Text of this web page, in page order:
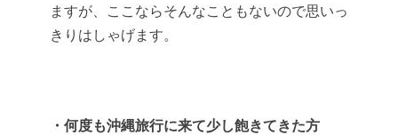
ますが、ここならそんなこともないので思いっ
きりはしゃげます。
・何度も沖縄旅行に来て少し飽きてきた方